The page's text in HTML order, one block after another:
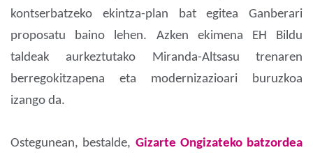
kontserbatzeko ekintza-plan bat egitea Ganberari
proposatu baino lehen. Azken ekimena EH Bildu
taldeak aurkeztutako Miranda-Altsasu trenaren
berregokitzapena eta modernizazioari buruzkoa
izango da.
Ostegunean, bestalde, Gizarte Ongizateko batzordea